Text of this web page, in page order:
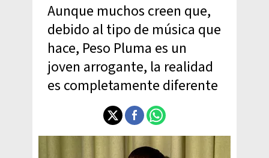
Aunque muchos creen que,
debido al tipo de música que
hace, Peso Pluma es un
joven arrogante, la realidad
es completamente diferente